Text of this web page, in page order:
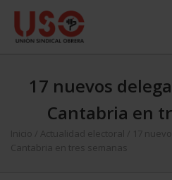
17 nuevos
Cantabria en
Inicio Actualidad electoral
17
Cantabria en tres semanas